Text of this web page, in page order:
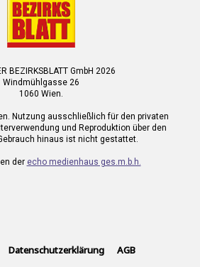
BEZIRKSBLATT GmbH 2026
Windmühlgasse 26
1060 Wien.
Nutzung ausschließlich für den privaten
und Reproduktion über den
hinaus ist nicht gestattet.
der echo medienhaus ges.m.b.h.
Datenschutzerklärung AGB